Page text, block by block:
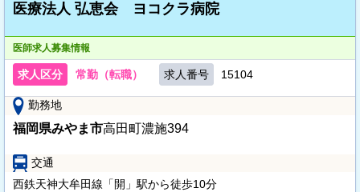
医療法人 弘恵会 ヨコクラ病院
医師求人募集情報
求人区分 常勤（転職） 求人番号 15104
勤務地
福岡県みやま市高田町濃施394
交通
西鉄天神大牟田線「開」駅から徒歩10分